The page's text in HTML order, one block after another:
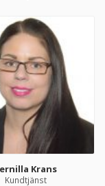
Krans
Kundtjänst